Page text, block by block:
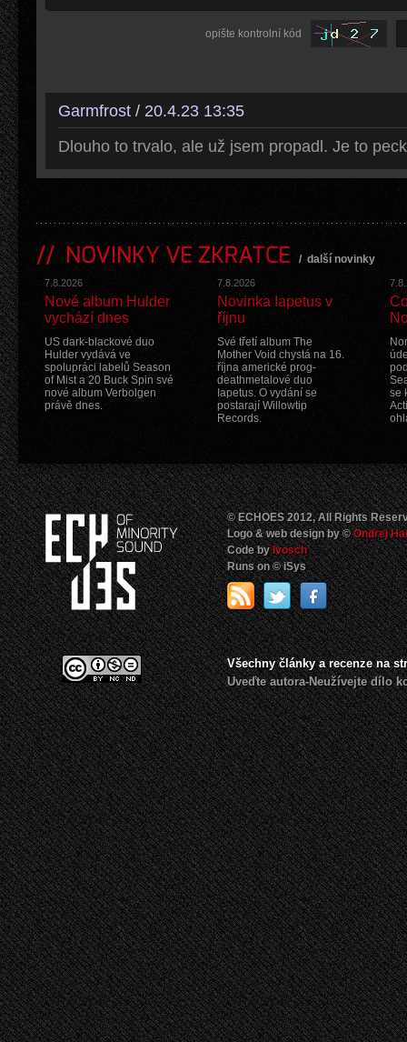
opište kontrolní kód
Garmfrost / 20.4.23 13:35
Dlouho to trvalo, ale už jsem propadl. Je to
NOVINKY VE ZKRATCE / další novinky
7.8.2026
Nové album Hulder
vychází dnes
US dark-blackové duo
Hulder vydává ve
spolupráci labelů Season
of Mist a 20 Buck Spin své
nové album Verbolgen
právě dnes.
7.8.2026
Novinka Iapetus v
říjnu
Své třetí album The
Mother Void chystá na 16.
října americké prog-
deathmetalové duo
Iapetus. O vydání se
postarají Willowtip
Records.
se
© ECHOES 2012, All Rights
Logo & web design by ©Ondrej
Code byIvosch
Runs on © iSys
Všechny články a recenze na
Uveďte autora-Neužívejte dílo